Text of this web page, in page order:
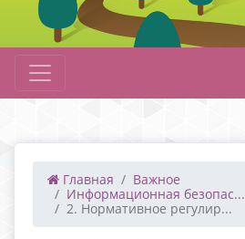
Главная
Важное
Информационная безопас...
2. Нормативное регулир...